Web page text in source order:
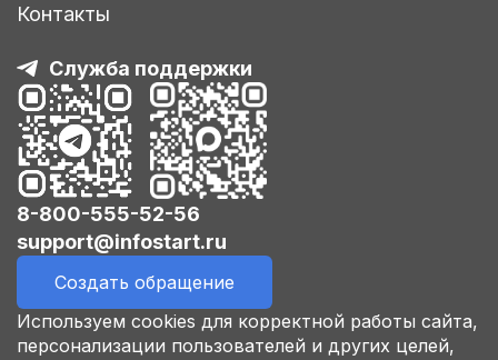
Контакты
Служба поддержки
8-800-555-52-56
support@infostart.ru
Создать обращение
Используем cookies для корректной работы сайта,
персонализации пользователей и других целей,